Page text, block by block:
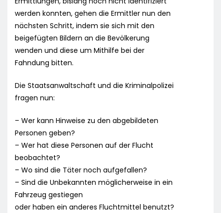
werden konnten, gehen die Ermittler nun den
nächsten Schritt, indem sie sich mit den
beigefügten Bildern an die Bevölkerung
wenden und diese um Mithilfe bei der
Fahndung bitten.
Die Staatsanwaltschaft und die Kriminalpolizei
fragen nun:
– Wer kann Hinweise zu den abgebildeten
Personen geben?
– Wer hat diese Personen auf der Flucht
beobachtet?
– Wo sind die Täter noch aufgefallen?
– Sind die Unbekannten möglicherweise in ein
Fahrzeug gestiegen
oder haben ein anderes Fluchtmittel benutzt?